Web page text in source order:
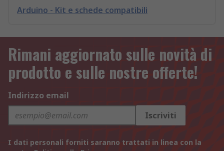
Arduino - Kit e schede compatibili
Rimani aggiornato sulle novità di
prodotto e sulle nostre offerte!
Indirizzo email
Iscriviti
I dati personali forniti saranno trattati in linea con la